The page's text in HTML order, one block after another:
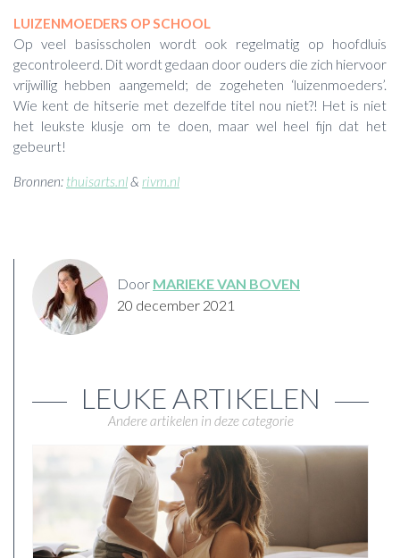
LUIZENMOEDERS OP SCHOOL
Op veel basisscholen wordt ook regelmatig op hoofdluis
gecontroleerd. Dit wordt gedaan door ouders die zich hiervoor
vrijwillig hebben aangemeld; de zogeheten ‘luizenmoeders’.
Wie kent de hitserie met dezelfde titel nou niet?! Het is niet
het leukste klusje om te doen, maar wel heel fijn dat het
gebeurt!
Bronnen: thuisarts.nl& rivm.nl
Door MARIEKE VAN BOVEN
20 december 2021
LEUKE ARTIKELEN
Andere artikelen in deze categorie